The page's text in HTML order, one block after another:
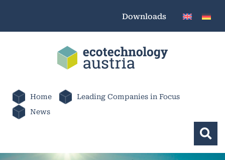
Downloads
Home
Leading Companies in Focus
News